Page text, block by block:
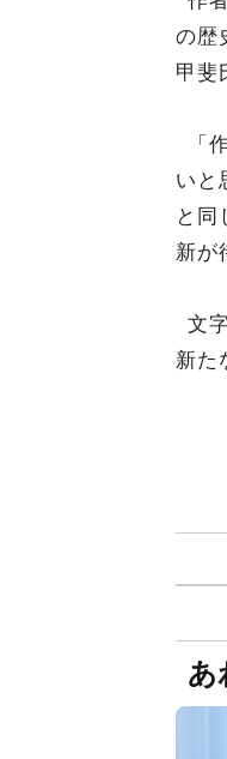
の歴
甲斐
「
いと
と同
新が
文
新た
あ